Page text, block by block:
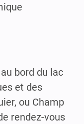
bord du lac
et des
ou Champ
rendez-vous